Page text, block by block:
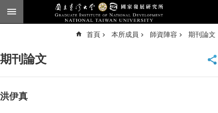
跳到主要內容區塊
臺
頁
首頁 本所成員 師資陣容 期刊論文
期刊論文
洪伊真